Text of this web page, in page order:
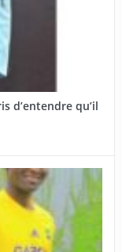
d’entendre qu’il